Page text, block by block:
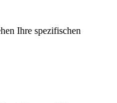
Ihre spezifischen